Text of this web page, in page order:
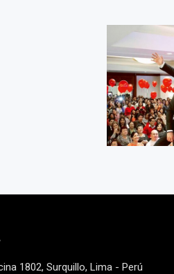
1802, Surquillo, Lima - Perú